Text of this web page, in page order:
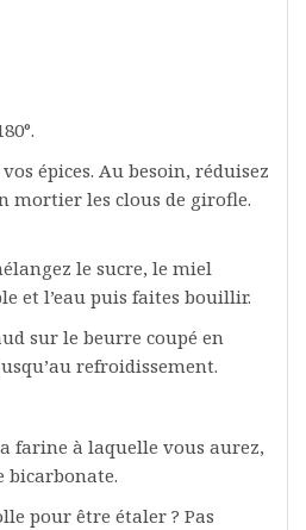
épices. Au besoin, réduisez
mortier les clous de girofle.
le sucre, le miel
et l’eau puis faites bouillir.
sur le beurre coupé en
refroidissement.
farine à laquelle vous aurez,
bicarbonate.
pour être étaler ? Pas